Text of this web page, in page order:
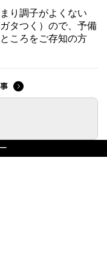
り調子がよくない
タつく）ので、予備
ころをご存知の方